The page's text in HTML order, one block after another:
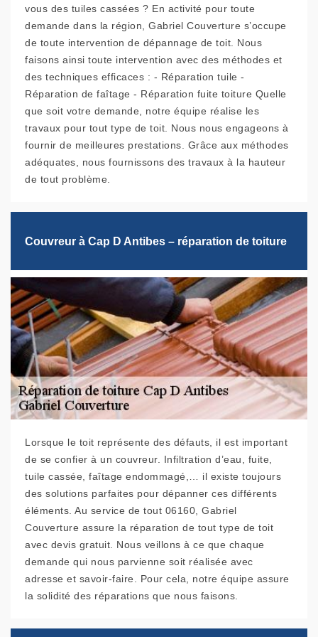
vous des tuiles cassées ? En activité pour toute
demande dans la région, Gabriel Couverture s’occupe
de toute intervention de dépannage de toit. Nous
faisons ainsi toute intervention avec des méthodes et
des techniques efficaces : - Réparation tuile -
Réparation de faîtage - Réparation fuite toiture Quelle
que soit votre demande, notre équipe réalise les
travaux pour tout type de toit. Nous nous engageons à
fournir de meilleures prestations. Grâce aux méthodes
adéquates, nous fournissons des travaux à la hauteur
de tout problème.
Couvreur à Cap D Antibes – réparation de toiture
Lorsque le toit représente des défauts, il est important
de se confier à un couvreur. Infiltration d’eau, fuite,
tuile cassée, faîtage endommagé,… il existe toujours
des solutions parfaites pour dépanner ces différents
éléments. Au service de tout 06160, Gabriel
Couverture assure la réparation de tout type de toit
avec devis gratuit. Nous veillons à ce que chaque
demande qui nous parvienne soit réalisée avec
adresse et savoir-faire. Pour cela, notre équipe assure
la solidité des réparations que nous faisons.